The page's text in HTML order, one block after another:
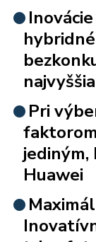
Pri
Huawei